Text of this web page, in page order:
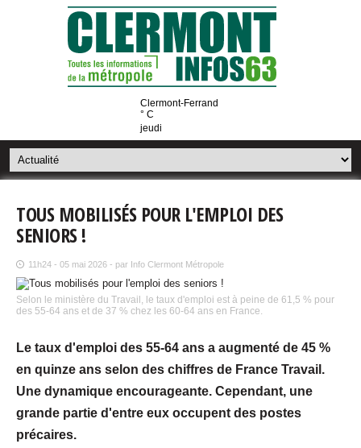
Clermont-Ferrand
° C
jeudi
TOUS MOBILISÉS POUR L'EMPLOI DES
SENIORS !
11h24 - 05 mai 2026 - par Info Clermont Métropole
Selon le ministère du Travail, le taux d'emploi est à peine de 61,5 % pour
des 55-64 ans et de 37 % chez les 60-64 ans en France.
Le taux d'emploi des 55-64 ans a augmenté de 45 %
en quinze ans selon des chiffres de France Travail.
Une dynamique encourageante. Cependant, une
grande partie d'entre eux occupent des postes
précaires.